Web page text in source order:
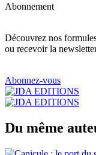
Abonnement
Découvrez nos
ou recevoir la
Abonnez-vous
Du même